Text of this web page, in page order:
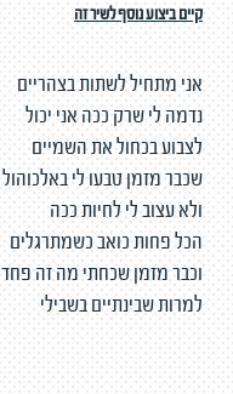
קיים ביצוע נוסף לשיר זה
אני מתחיל לשתות בצהריים
נדמה לי שרק ככה אני יכול
לצבוע בכחול את השמיים
שכבר מזמן טבעו לי באלכוהול
ולא עצוב לי לחיות ככה
הכל פחות כואב כשמתרגלים
וכבר מזמן שכחתי מה זה פחד
למרות שבינתיים בשבילי